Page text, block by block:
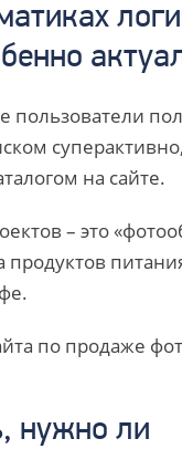
пользователи
на сайте.
– это
продуктов
по продаже
нужно ли